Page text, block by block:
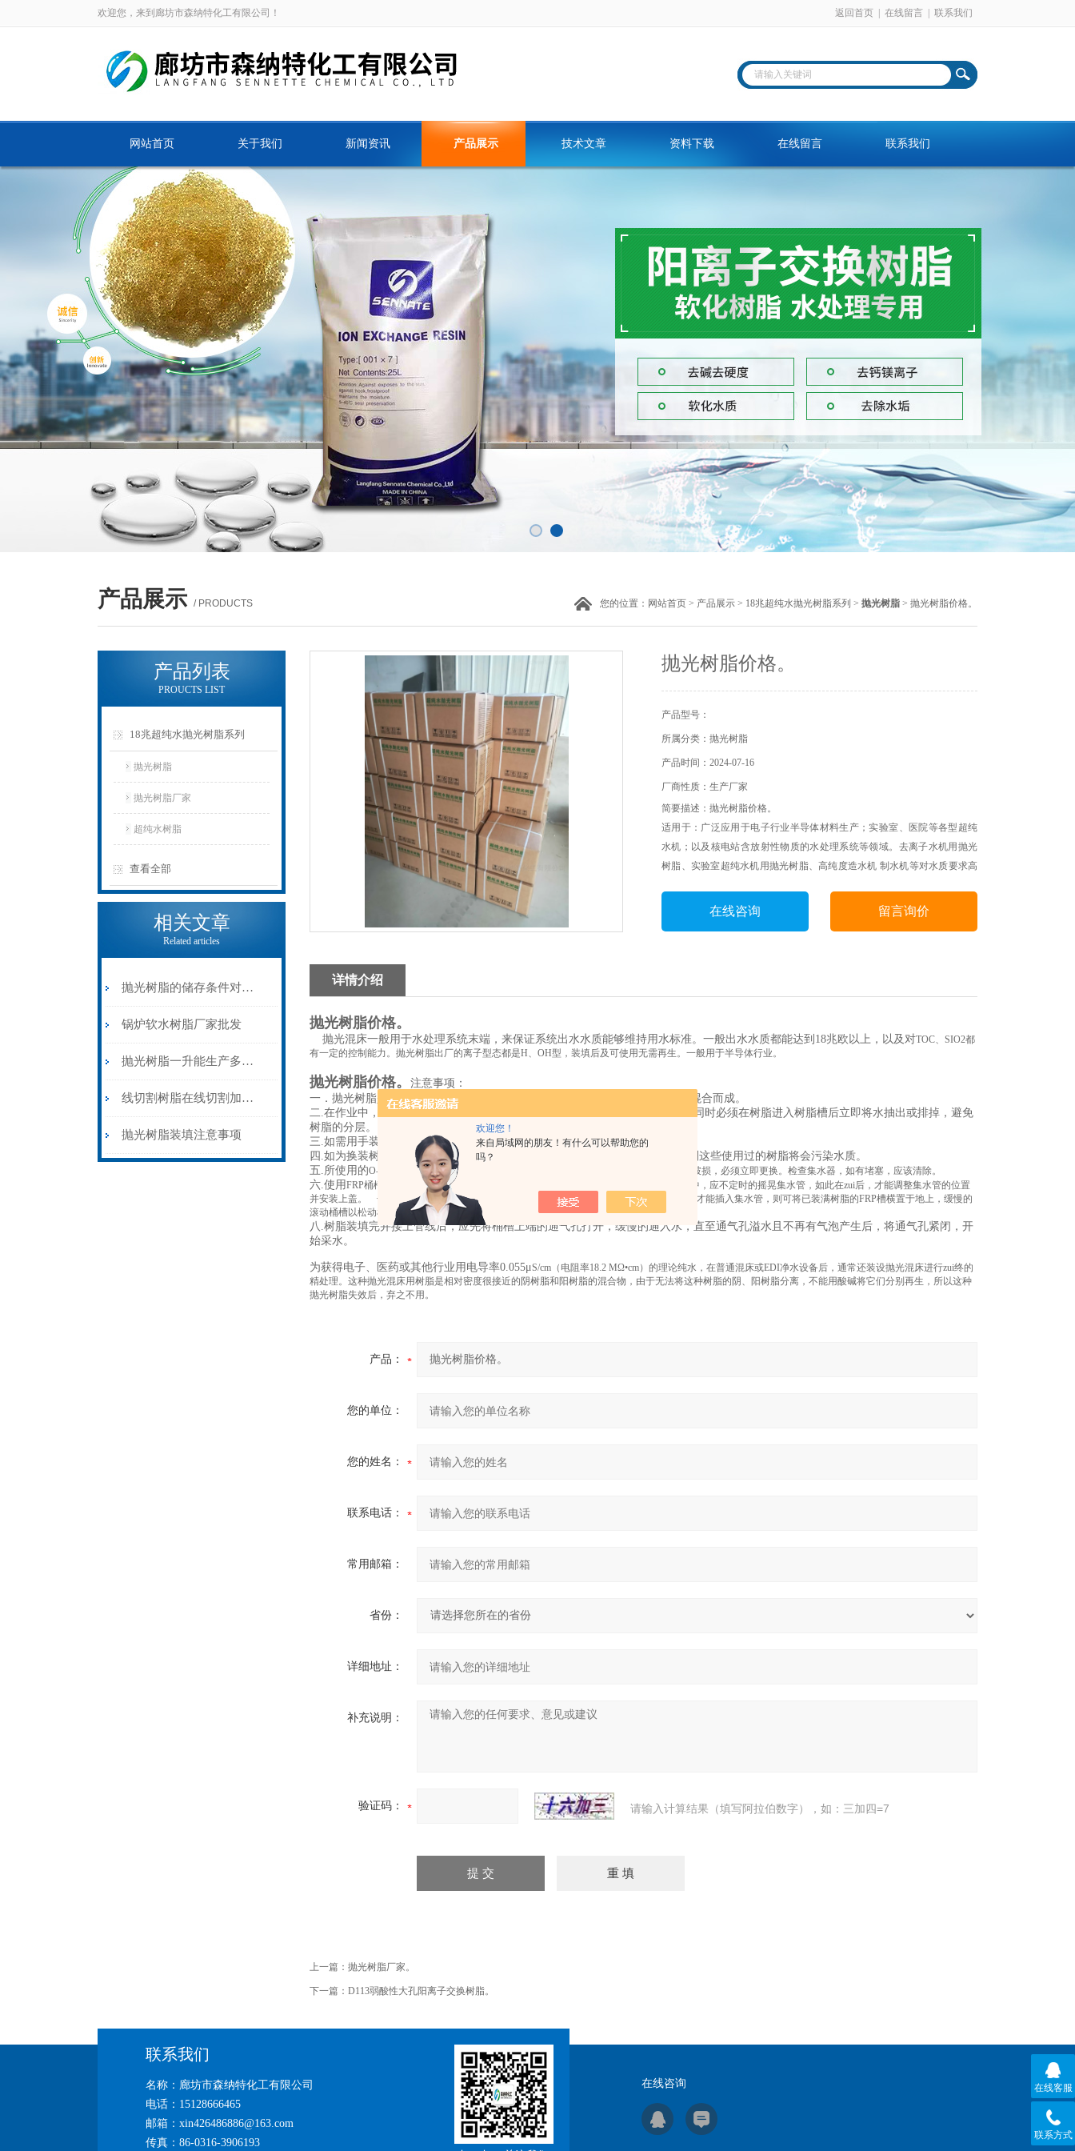
欢迎您！
来自局域网的朋友！有什么可以帮助您的
吗？
欢迎您，来到廊坊市森纳特化工有限公司！ 返回首页 在线留言 联系我们
网站首页 关于我们 新闻资讯 产品展示 技术文章 资料下载 在线留言 联系我们
产品展示 / PRODUCTS 您的位置： 网站首页 > 产品展示 > 18兆超纯水抛光树脂系列 > 抛光树脂 > 抛光树脂价格。
产品列表
PROUCTS LIST
18兆超纯水抛光树脂系列
抛光树脂
抛光树脂厂家
超纯水树脂
查看全部
相关文章
Related articles
抛光树脂的储存条件对其性能影响的实验验证
锅炉软水树脂厂家批发
抛光树脂一升能生产多少水，能不能预处理反复使用呢
线切割树脂在线切割加工中的重要性分析
抛光树脂装填注意事项
抛光树脂价格。
产品型号：
所属分类：抛光树脂
产品时间：2024-07-16
厂商性质：生产厂家
简要描述：抛光树脂价格。
适用于：广泛应用于电子行业半导体材料生产；实验室、医院等各型超纯
水机；以及核电站含放射性物质的水处理系统等领域。去离子水机用抛光
树脂、实验室超纯水机用抛光树脂、高纯度造水机 制水机等对水质要求高
稳定等特点。在线咨询 留言询价
详情介绍
抛光树脂价格。
抛光混床一般用于水处理系统末端，来保证系统出水水质能够维持用水标准。一般出水水质都能达到 18兆欧以上，以及对TOC、 SIO2都
有一定的控制能力。抛光树脂出厂的离子型态都是H、 OH型，装填后及可使用无需再生。一般用于半导体行业。
抛光树脂价格。
注意事项：
一．抛光树脂是由氢型强酸性阳离子交换树脂及氢氧型强硷性阴离子交换树脂混合而成。
二.在作业中，如需加入水以方便装填，请注意必须使用纯水，水份不得太多，同时必须在树脂进入树脂槽后立即将水抽出或排掉，避免
树脂的分层。
三.如需用手装填树脂，请务必将手洗净，切勿将油脂带入树脂槽内。
四 .如为换装树脂，必须*的清洗桶槽及集水器，不得有老旧树脂残留槽底，否则这些使用过的树脂将会污染水质。
五.所使用的O-ring 及紧迫，必须定时更换。同时每次换装时必须检查相关的零组件，如有破损，必须立即更换。检查集水器，如有堵塞，应该清除。
六.使用FRP桶槽当作树脂床，应先将集水管留置于桶槽中再装填树脂。在装填树脂的过程中，应不定时的摇晃集水管，如此在zui后，才能调整集水管的位置
并安装上盖。 七
如先装填树脂，则在插入集水管将会遇到困难。如一定要必须先装填树脂才能插入集水管，则可将已装满树脂的FRP槽横置于地上，缓慢的
滚动桶槽以松动树脂，再慢慢的将集水管插入树脂中。
八 .树脂装填完并接上管线后，应先将桶槽上端的通气孔打开，缓慢的通入水，直至通气孔溢水且不再有气泡产生后，将通气孔紧闭，开
始采水。
为获得电子、医药或其他行业用电导率0.055μS/cm （电阻率18.2 MΩ•cm）的理论纯水，在普通混床或EDI净水设备后，通常还装设抛光混床进行zui终的
精处理。这种抛光混床用树脂是相对密度很接近的阴树脂和阳树脂的混合物，由于无法将这种树脂的阴、阳树脂分离，不能用酸碱将它们分别再生，所以这种
抛光树脂失效后，弃之不用。
产品：
您的单位：
您的姓名：
联系电话：
常用邮箱：
省份：
详细地址：
补充说明：
验证码： 请输入计算结果（填写阿拉伯数字），如：三加四=7
上一篇： 抛光树脂厂家。
下一篇： D113弱酸性大孔阳离子交换树脂。
联系我们
名称：廊坊市森纳特化工有限公司
电话：15128666465
邮箱：xin426486886@163.com
传真：86-0316-3906193
在线咨询 在线客服
联系方式